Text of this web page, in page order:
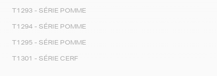
T1293 - SÉRIE POMME
T1294 - SÉRIE POMME
T1295 - SÉRIE POMME
T1301 - SÉRIE CERF